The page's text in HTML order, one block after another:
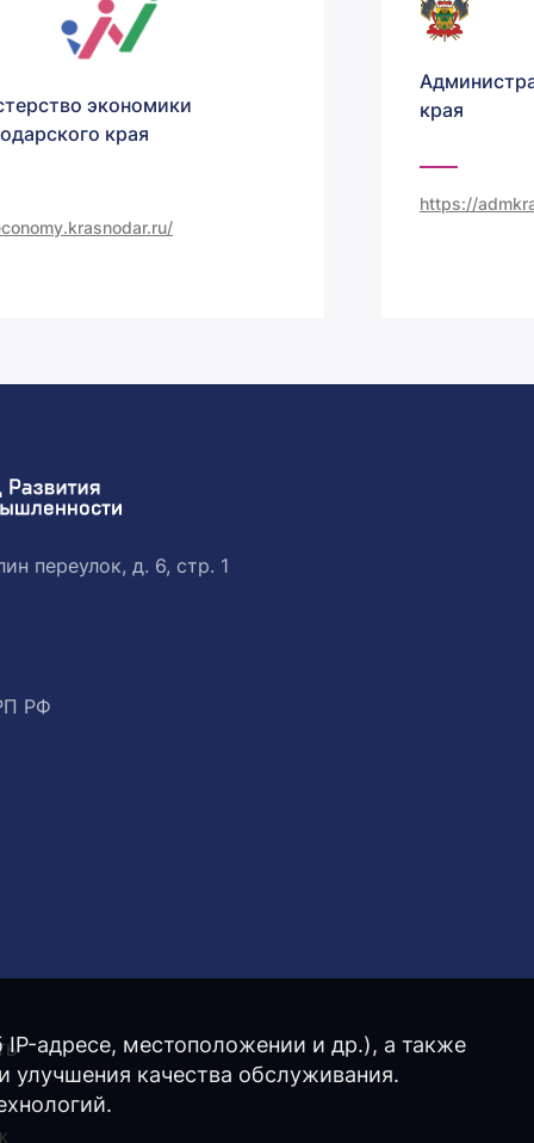
экономики
края
края
https://
переулок, д. 6, стр. 1
РФ
адресе, местоположении и др.), а также
качества обслуживания.